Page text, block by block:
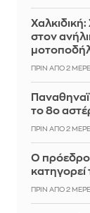
στον
ΠΡΙΝ ΑΠΌ 2
το 8ο
ΠΡΙΝ ΑΠΌ 2
Ο
κατηγορεί
ΠΡΙΝ ΑΠΌ 2